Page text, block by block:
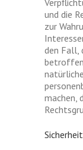
und die
zur
den Fall,
machen,